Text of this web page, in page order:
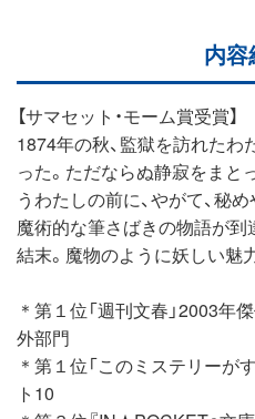
内
【サマセット・モーム賞受賞】
1874年の秋、監獄を訪れたわ
った。ただならぬ静寂をま
うわたしの前に、やがて、秘
魔術的な筆さばきの物語が到
結末。魔物のように妖しい魅
＊第１位「週刊文春」2003
外部門
＊第１位「このミステリーが
ト10